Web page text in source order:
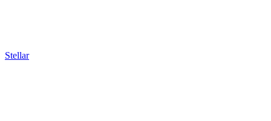
Stellar